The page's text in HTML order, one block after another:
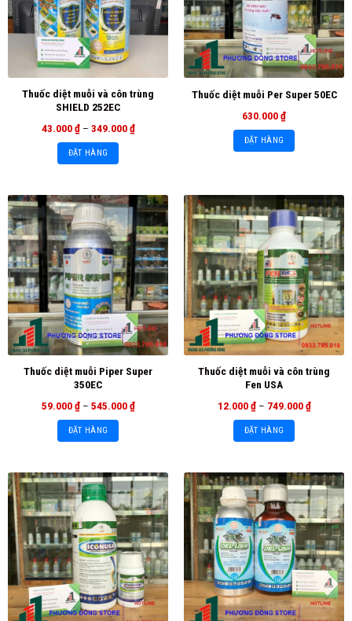
Thuốc diệt muỗi và côn trùng
SHIELD 252EC
43.000₫ – 349.000₫
ĐẶT HÀNG
Thuốc diệt muỗi Per Super 50EC
630.000₫
ĐẶT HÀNG
Thuốc diệt muỗi Piper Super
350EC
59.000₫ – 545.000₫
ĐẶT HÀNG
Thuốc diệt muỗi và côn trùng
Fen USA
12.000₫ – 749.000₫
ĐẶT HÀNG